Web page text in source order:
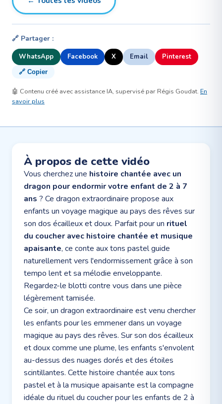
🔗 Partager :
WhatsApp Facebook X Email Pinterest
🔗 Copier
🤖 Contenu créé avec assistance IA, supervisé par Régis Goudat. En
savoir plus
À propos de cette vidéo
Vous cherchez une histoire chantée avec un
dragon pour endormir votre enfant de 2 à 7
ans ? Ce dragon extraordinaire propose aux
enfants un voyage magique au pays des rêves sur
son dos écailleux et doux. Parfait pour un rituel
du coucher avec histoire chantée et musique
apaisante, ce conte aux tons pastel guide
naturellement vers l'endormissement grâce à son
tempo lent et sa mélodie enveloppante.
Regardez-le blotti contre vous dans une pièce
légèrement tamisée.
Ce soir, un dragon extraordinaire est venu chercher
les enfants pour les emmener dans un voyage
magique au pays des rêves. Sur son dos écailleux
et doux comme une plume, les enfants s'envolent
au-dessus des nuages dorés et des étoiles
scintillantes. Cette histoire chantée aux tons
pastel et à la musique apaisante est la compagne
idéale du rituel du coucher pour les enfants de 2 à